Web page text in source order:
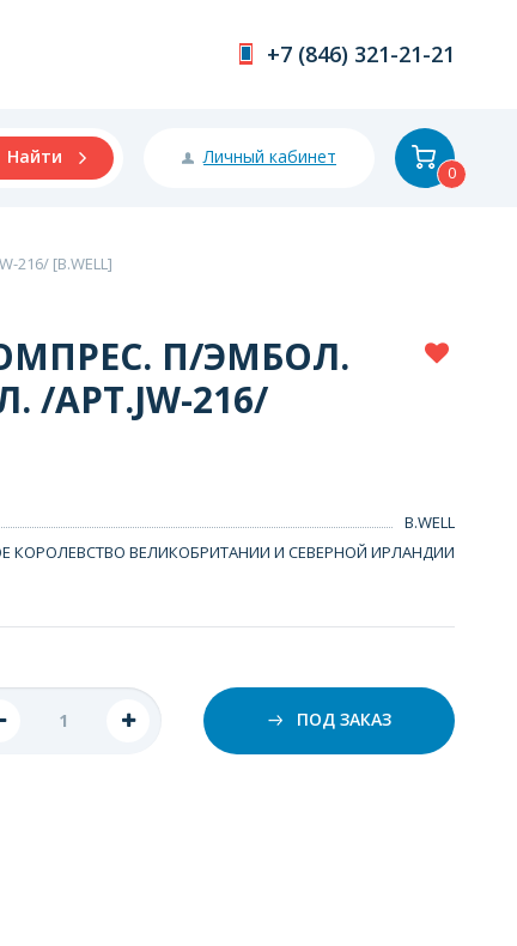
+7 (846) 321-21-21
Найти Личный кабинет
0
[B.WELL]
П/ЭМБОЛ.
/АРТ.JW-216/
B.WELL
КОРОЛЕВСТВО ВЕЛИКОБРИТАНИИ И СЕВЕРНОЙ ИРЛАНДИИ
ПОД ЗАКАЗ